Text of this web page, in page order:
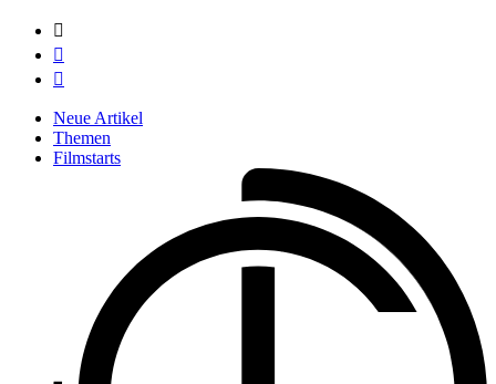



Neue Artikel
Themen
Filmstarts